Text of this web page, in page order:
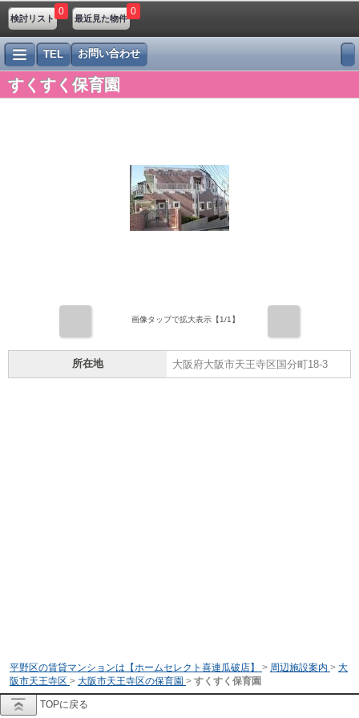
検討リスト
0
最近見た物件
0
TEL お問い合わせ
すくすく保育園
画像タップで拡大表示【1/1】
所在地 大阪府大阪市天王寺区国分町18-3
平野区の賃貸マンションは【ホームセレクト喜連瓜破店】 > 周辺施設案内 > 大
阪市天王寺区 > 大阪市天王寺区の保育園 > すくすく保育園
TOPに戻る